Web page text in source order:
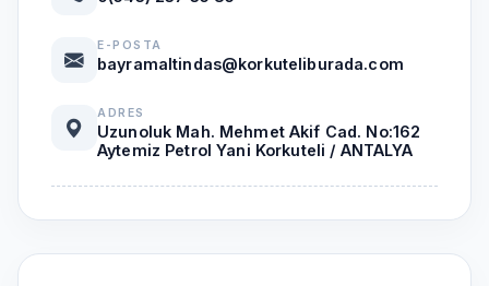
E-POSTA
bayramaltindas@korkuteliburada.com
ADRES
Uzunoluk Mah. Mehmet Akif Cad. No:162
Aytemiz Petrol Yani Korkuteli / ANTALYA